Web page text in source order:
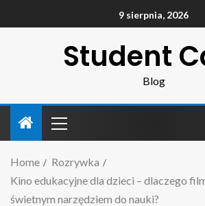
9 sierpnia, 2026
Student
Blog
Home
Rozrywka
Kino edukacyjne dla dzieci – dlaczego
świetnym narzędziem do nauki?